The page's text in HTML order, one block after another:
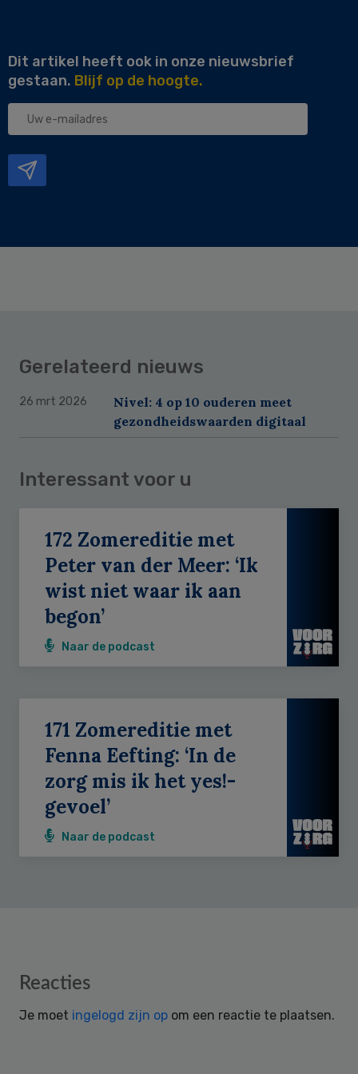
Dit artikel heeft ook in onze nieuwsbrief
gestaan. Blijf op de hoogte.
Uw
Gerelateerd nieuws
26 mrt 2026
Nivel: 4 op 10 ouderen meet
gezondheidswaarden digitaal
Interessant voor u
172 Zomereditie met
Peter van der Meer: ‘Ik
wist niet waar ik aan
begon’
Naar de podcast
171 Zomereditie met
Fenna Eefting: ‘In de
zorg mis ik het yes!-
gevoel’
Naar de podcast
Reader
Reacties
Je moet ingelogd zijn op om een reactie te plaatsen.